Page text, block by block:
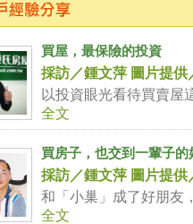
買屋，最保險的投資
採訪／鍾文萍 圖片提供
以投資眼光看待買賣屋
全文
買房子，也交到一輩子的
採訪／鍾文萍 圖片提供
和「小巢」成了好朋友
全文